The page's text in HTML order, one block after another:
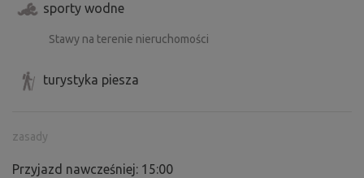
sporty wodne
Stawy na terenie nieruchomości
turystyka piesza
zasady
Przyjazd nawcześniej: 15:00